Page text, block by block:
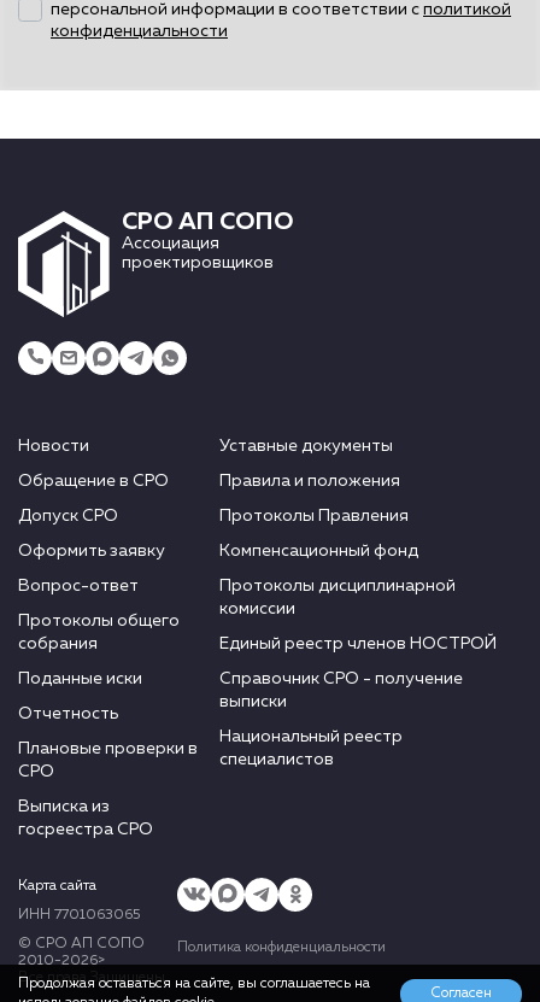
персональной информации в соответствии с политикой
конфиденциальности
СРО АП СОПО
Ассоциация
проектировщиков
Новости
Обращение в СРО
Допуск СРО
Оформить заявку
Вопрос-ответ
Уставные документы
Правила и положения
Протоколы Правления
Компенсационный фонд
Протоколы дисциплинарной
комиссии
Протоколы общего
собрания
Поданные иски
Отчетность
Плановые проверки в
СРО
Выписка из
госреестра СРО
Единый реестр членов НОСТРОЙ
Справочник СРО - получение
выписки
Национальный реестр
специалистов
Карта сайта
ИНН 7701063065
© СРО АП СОПО
2010-2026>
Все права Защищены
Политика конфиденциальности
Продолжая оставаться на сайте, вы соглашаетесь на
Согласен